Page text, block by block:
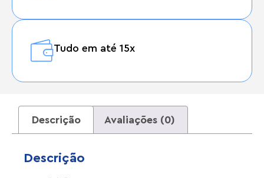
Tudo em até 15x
Descrição Avaliações (0)
Descrição